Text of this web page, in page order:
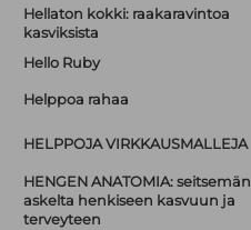
Hellaton kokki: raakaravintoa
kasviksista
Hello Ruby
Helppoa rahaa
HELPPOJA VIRKKAUSMALLEJA
HENGEN ANATOMIA: seitsemän
askelta henkiseen kasvuun ja
terveyteen